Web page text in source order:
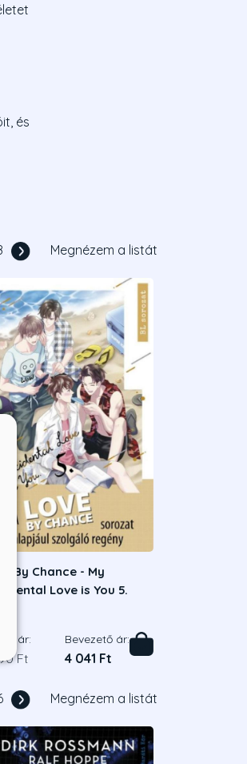
és
Megnézem a listát
By Chance - My
Love is You 5.
ár:
Ft
Bevezető ár:
4 041 Ft
Megnézem a listát